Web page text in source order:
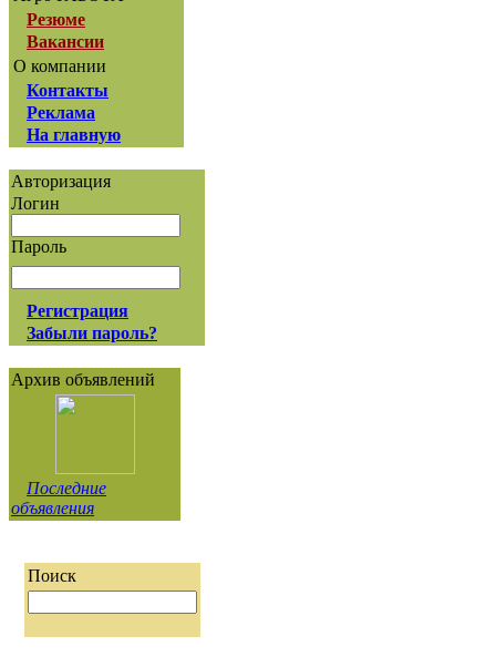
Резюме
Вакансии
О компании
Контакты
Реклама
На главную
Авторизация
Логин
Пароль
Регистрация
Забыли пароль?
Архив объявлений
Последние
объявления
Поиск